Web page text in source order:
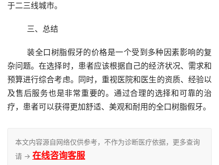
于二三线城市。
	三、总结
	装全口树脂假牙的价格是一个受到多种因素影响的复
杂问题。在选择时，患者应该根据自己的经济状况、需求和
预算进行综合考虑。同时，重视医院和医生的资质、经验以
及售后服务也是非常重要的。通过合理的选择和可靠的治
疗，患者可以获得更加舒适、美观和耐用的全口树脂假牙。
本文内容源自网络仅供参考，不作为诊断医疗依据，更多查询
请 → 在线咨询客服